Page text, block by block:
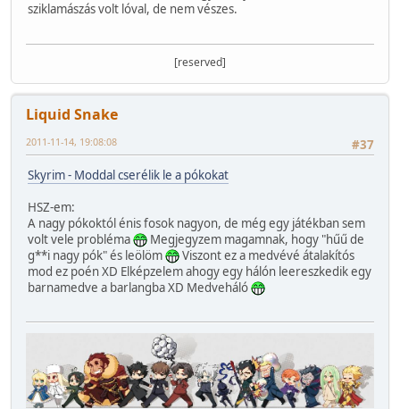
sziklamászás volt lóval, de nem vészes.
[reserved]
Liquid Snake
#37
2011-11-14, 19:08:08
Skyrim - Moddal cserélik le a pókokat
HSZ-em:
A nagy pókoktól énis fosok nagyon, de még egy játékban sem
volt vele probléma
Megjegyzem magamnak, hogy "hűű de
g**i nagy pók" és leölöm
Viszont ez a medvévé átalakítós
mod ez poén XD Elképzelem ahogy egy hálón leereszkedik egy
barnamedve a barlangba XD Medveháló